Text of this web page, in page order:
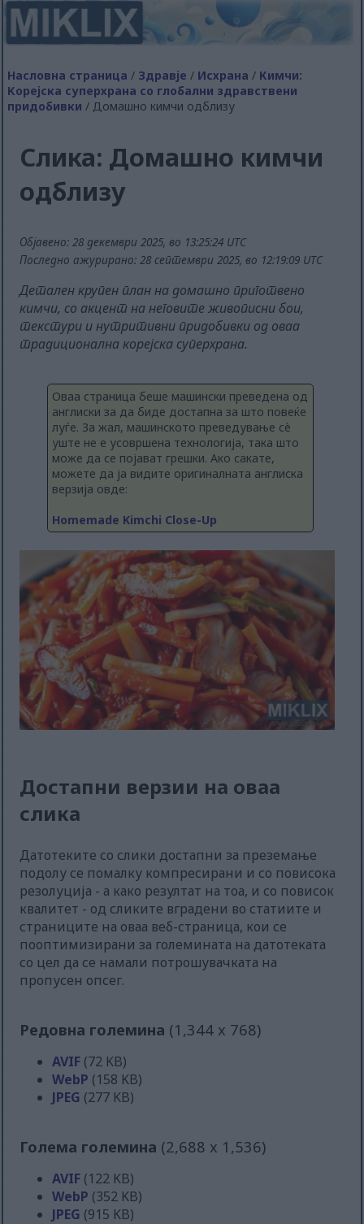
Насловна страница / Здравје / Исхрана / Кимчи:
Корејска суперхрана со глобални здравствени
придобивки / Домашно кимчи одблизу
Слика: Домашно кимчи
одблизу
Објавено: 28 декември 2025, во 13:25:24 UTC
Последно ажурирано: 28 септември 2025, во 12:19:09 UTC
Детален крупен план на домашно приготвено
кимчи, со акцент на неговите живописни бои,
текстури и нутритивни придобивки од оваа
традиционална корејска суперхрана.
Оваа страница беше машински преведена од
англиски за да биде достапна за што повеќе
луѓе. За жал, машинското преведување сè
уште не е усовршена технологија, така што
може да се појават грешки. Ако сакате,
можете да ја видите оригиналната англиска
верзија овде:
Homemade Kimchi Close-Up
Достапни верзии на оваа
слика
Датотеките со слики достапни за преземање
подолу се помалку компресирани и со повисока
резолуција - а како резултат на тоа, и со повисок
квалитет - од сликите вградени во статиите и
страниците на оваа веб-страница, кои се
пооптимизирани за големината на датотеката
со цел да се намали потрошувачката на
пропусен опсег.
Редовна големина (1,344 x 768)
AVIF (72 KB)
WebP (158 KB)
JPEG (277 KB)
Голема големина (2,688 x 1,536)
AVIF (122 KB)
WebP (352 KB)
JPEG (915 KB)